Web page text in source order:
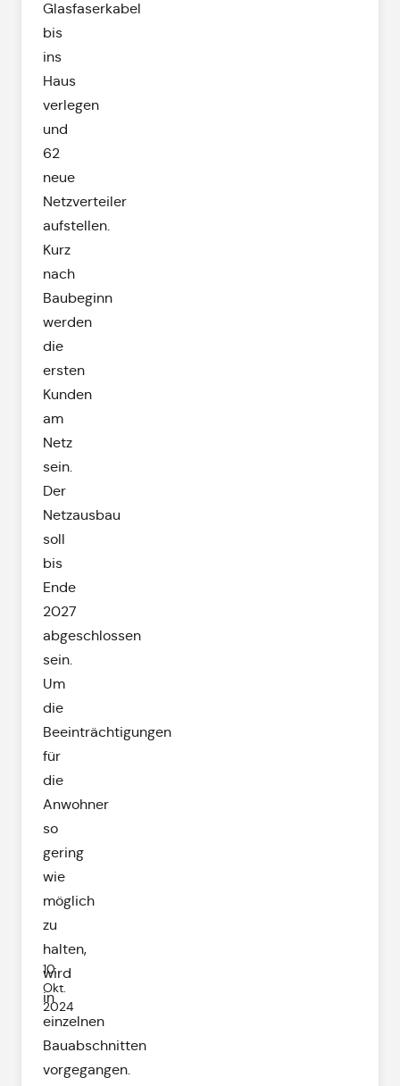
10.
Okt.
2024
Glasfaserkabel
bis
ins
Haus
verlegen
und
62
neue
Netzverteiler
aufstellen.
Kurz
nach
Baubeginn
werden
die
ersten
Kunden
am
Netz
sein.
Der
Netzausbau
soll
bis
Ende
2027
abgeschlossen
sein.
Um
die
Beeinträchtigungen
für
die
Anwohner
so
gering
wie
möglich
zu
halten,
wird
in
einzelnen
Bauabschnitten
vorgegangen.